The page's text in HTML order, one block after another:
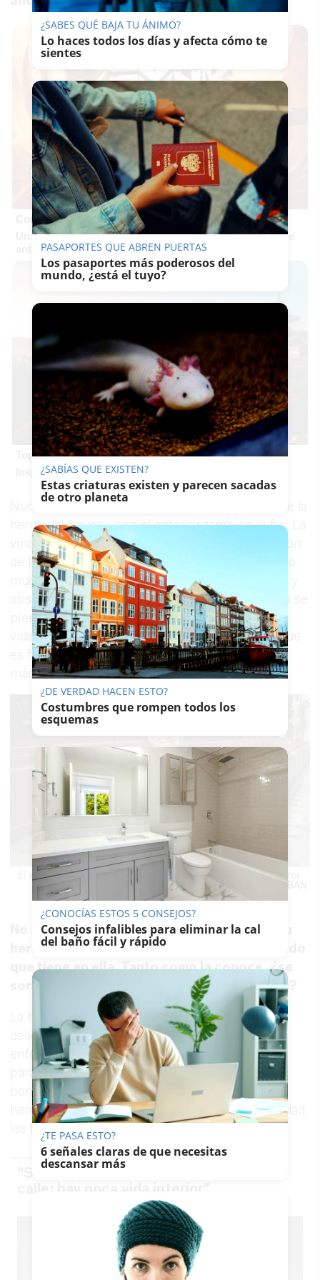
Corepunk MMORPG
Un verdadero MMORPG de la vieja escuela ¡Cómo los de
antes, pero mejor!
Top 2026: destinos clave
Inspírate y elige tu próximo destino para 2026
Nuca he estado retirado, de hecho soy asesor de la
hermana mayor y con el anterior también lo fui. La
vinculación nunca se pierde. Yendo a la evolución
de las hermandades, la vida cofrade ha cambiado
mucho. Se ha perdido el respeto a las personas y
observo poca profundidad en las vivencias, solo se
piensa en las cofradías en la calle pero poco de
vida interior. Veo falta de asistencia espiritual que
es fundamental. Los sacerdotes deberían estar
más implicados en la misión en la cofradía.
El expresidente apoyado en la tribuna de palcos en Cristina.
No se puede decir que usted no conoce a su
hermandad del Cristo, dado el largo recorrido
que tiene en ella. Tanto como la conoce, ¿se
sorprende de las cosas que suceden en ella?
La hermandad ha pasado un trance bastante
delicado con diferencias de criterios,
enfrentamiento entre hermanos, muy doloroso
para todos. La hermandad está ahora en una
bonanza bastante buena, se funciona bien, la
hermana mayor la lleva con dignidad y tranquilidad;
los frutos iremos viéndolos poco a poco.
"Solo se piensa en las cofradías en la
¿SABES QUÉ BAJA TU ÁNIMO?
Lo haces todos los días y afecta cómo te
sientes
PASAPORTES QUE ABREN PUERTAS
Los pasaportes más poderosos del
mundo, ¿está el tuyo?
¿SABÍAS QUE EXISTEN?
Estas criaturas existen y parecen sacadas
de otro planeta
¿DE VERDAD HACEN ESTO?
Costumbres que rompen todos los
esquemas
¿CONOCÍAS ESTOS 5 CONSEJOS?
Consejos infalibles para eliminar la cal
del baño fácil y rápido
¿TE PASA ESTO?
6 señales claras de que necesitas
descansar más